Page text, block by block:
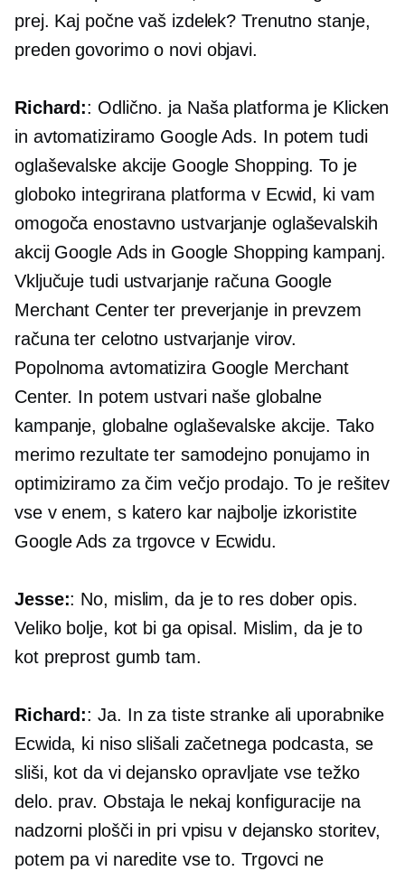
prej. Kaj počne vaš izdelek? Trenutno stanje,
preden govorimo o novi objavi.
Richard:: Odlično. ja Naša platforma je Klicken
in avtomatiziramo Google Ads. In potem tudi
oglaševalske akcije Google Shopping. To je
globoko integrirana platforma v Ecwid, ki vam
omogoča enostavno ustvarjanje oglaševalskih
akcij Google Ads in Google Shopping kampanj.
Vključuje tudi ustvarjanje računa Google
Merchant Center ter preverjanje in prevzem
računa ter celotno ustvarjanje virov.
Popolnoma avtomatizira Google Merchant
Center. In potem ustvari naše globalne
kampanje, globalne oglaševalske akcije. Tako
merimo rezultate ter samodejno ponujamo in
optimiziramo za čim večjo prodajo. To je rešitev
vse v enem, s katero kar najbolje izkoristite
Google Ads za trgovce v Ecwidu.
Jesse:: No, mislim, da je to res dober opis.
Veliko bolje, kot bi ga opisal. Mislim, da je to
kot preprost gumb tam.
Richard:: Ja. In za tiste stranke ali uporabnike
Ecwida, ki niso slišali začetnega podcasta, se
sliši, kot da vi dejansko opravljate vse težko
delo. prav. Obstaja le nekaj konfiguracije na
nadzorni plošči in pri vpisu v dejansko storitev,
potem pa vi naredite vse to. Trgovci ne